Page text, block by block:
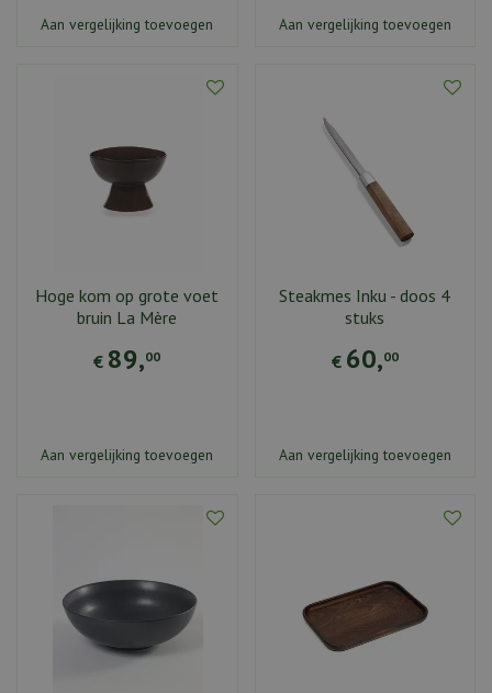
Aan vergelijking toevoegen Aan vergelijking toevoegen
Hoge kom op grote voet
bruin La Mère
€ 89,00
Aan vergelijking toevoegen
Steakmes Inku - doos 4
stuks
€ 60,00
Aan vergelijking toevoegen